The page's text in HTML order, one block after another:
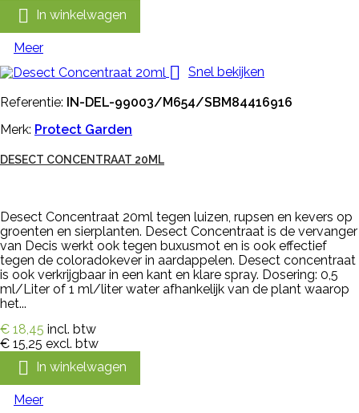
 In winkelwagen
Meer
 Snel bekijken
Referentie: IN-DEL-99003/M654/SBM84416916
Merk: Protect Garden
DESECT CONCENTRAAT 20ML
Desect Concentraat 20ml tegen luizen, rupsen en kevers op
groenten en sierplanten. Desect Concentraat is de vervanger
van Decis werkt ook tegen buxusmot en is ook effectief
tegen de coloradokever in aardappelen. Desect concentraat
is ook verkrijgbaar in een kant en klare spray. Dosering: 0,5
ml/Liter of 1 ml/liter water afhankelijk van de plant waarop
het...
€ 18,45 incl. btw
€ 15,25 excl. btw
 In winkelwagen
Meer